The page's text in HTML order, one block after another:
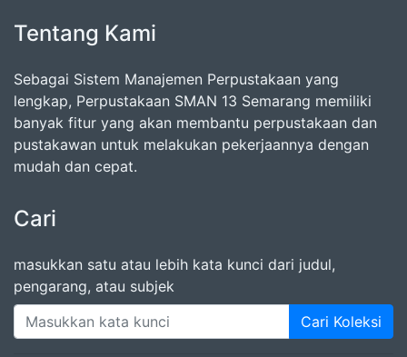
Tentang Kami
Sebagai Sistem Manajemen Perpustakaan yang
lengkap, Perpustakaan SMAN 13 Semarang memiliki
banyak fitur yang akan membantu perpustakaan dan
pustakawan untuk melakukan pekerjaannya dengan
mudah dan cepat.
Cari
masukkan satu atau lebih kata kunci dari judul,
pengarang, atau subjek
Cari Koleksi